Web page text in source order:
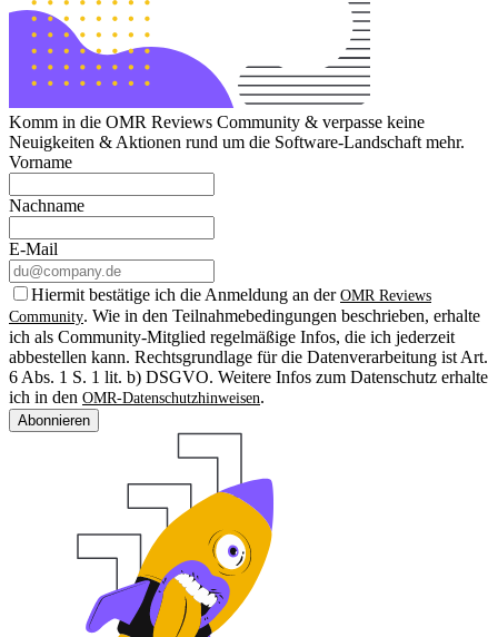
Komm in die OMR Reviews Community & verpasse keine
Neuigkeiten & Aktionen rund um die Software-Landschaft mehr.
Vorname
Nachname
E-Mail
Hiermit bestätige ich die Anmeldung an der OMR Reviews
Community. Wie in den Teilnahmebedingungen beschrieben, erhalte
ich als Community-Mitglied regelmäßige Infos, die ich jederzeit
abbestellen kann. Rechtsgrundlage für die Datenverarbeitung ist Art.
6 Abs. 1 S. 1 lit. b) DSGVO. Weitere Infos zum Datenschutz erhalte
ich in den OMR-Datenschutzhinweisen.
Abonnieren